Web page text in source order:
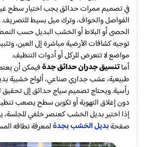
في تصميم ممرات حدائق يجب اختيار سطح
الفواصل والحواف، وترك ميل بسيط
الحصى أو البلاط أو الخشب البديل حسب
توجيه كشافات الأرضية مباشرة إلى العين،
مواضع لا تتعرض للركل أو أدوات التنظيف.
أماتنسيق جدران حدائق جدةفيمكن أن
طبيعية، عشب جداري صناعي، ألواح خشبية
رأسية. ويحتاج تصميم سياج حدائق إلى
دون إغلاق التهوية أو تكوين سطح يصعب
إذا اختير بديل الخشب كعنصر خلفي للجلسة،
صفحةبديل الخشب بجدةلمعرفة نطاقه